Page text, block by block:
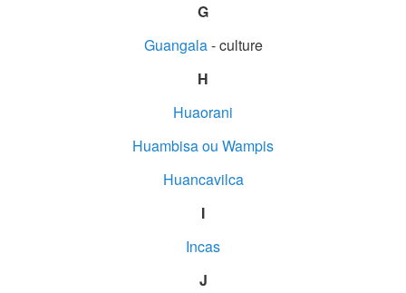
G
Guangala- culture
H
Huaorani
Huambisa ou Wampis
Huancavilca
I
Incas
J